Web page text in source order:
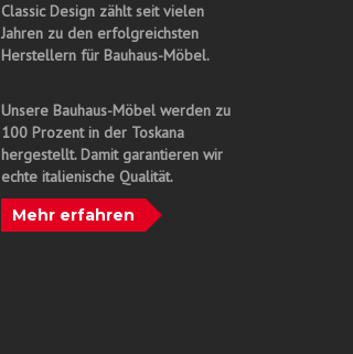
Classic Design zählt seit vielen
Jahren zu den erfolgreichsten
Herstellern für Bauhaus-Möbel.
Unsere Bauhaus-Möbel werden zu
100 Prozent in der Toskana
hergestellt. Damit garantieren wir
echte italienische Qualität.
Mehr erfahren